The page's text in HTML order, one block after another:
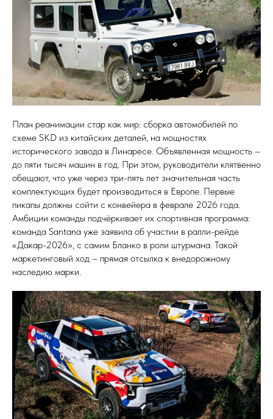
План реанимации стар как мир: сборка автомобилей по
схеме SKD из китайских деталей, на мощностях
исторического завода в Линаресе. Объявленная мощность –
до пяти тысяч машин в год. При этом, руководители клятвенно
обещают, что уже через три-пять лет значительная часть
комплектующих будет производиться в Европе. Первые
пикапы должны сойти с конвейера в феврале 2026 года.
Амбиции команды подчёркивает их спортивная программа:
команда Santana уже заявила об участии в ралли-рейде
«Дакар-2026», с самим Бланко в роли штурмана. Такой
маркетинговый ход – прямая отсылка к внедорожному
наследию марки.